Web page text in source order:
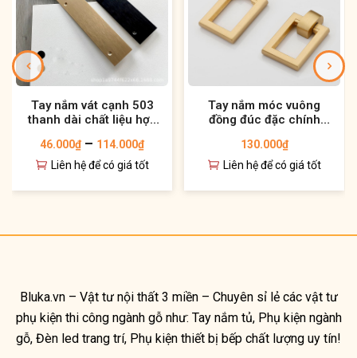
Tay nắm vát cạnh 503
thanh dài chất liệu hợp
46.000₫ – 114.000₫
Liên hệ để có giá tốt
Tay nắm móc vuông
đồng đúc đặc chính
nay
130.000₫
Liên hệ để có giá tốt
Bluka.vn – Vật tư nội thất 3 miền – Chuyên sỉ lẻ các vật tư
phụ kiện thi công ngành gỗ như: Tay nắm tủ, Phụ kiện ngành
gỗ, Đèn led trang trí, Phụ kiện thiết bị bếp chất lượng uy tín!